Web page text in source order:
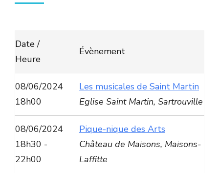
Date /
Heure
Évènement
08/06/2024
18h00
Les musicales de Saint Martin
Eglise Saint Martin, Sartrouville
08/06/2024
18h30 -
22h00
Pique-nique des Arts
Château de Maisons, Maisons-
Laffitte